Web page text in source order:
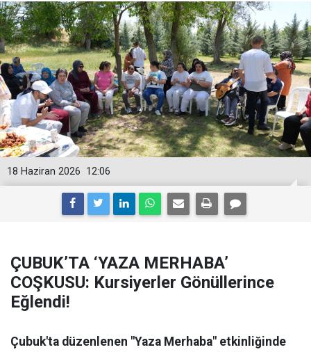
12:06
18 Haziran 2026
ÇUBUK’TA ‘YAZA MERHABA’
COŞKUSU: Kursiyerler Gönüllerince
Eğlendi!
Çubuk'ta düzenlenen "Yaza Merhaba" etkinliğinde